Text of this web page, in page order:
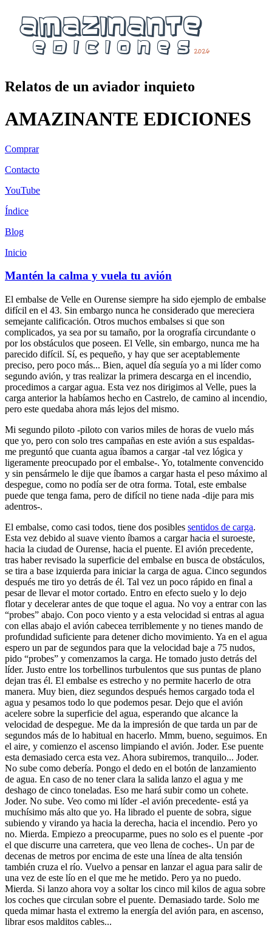
Relatos de un aviador inquieto
AMAZINANTE EDICIONES
Comprar
Contacto
YouTube
Índice
Blog
Inicio
Mantén la calma y vuela tu avión
El embalse de Velle en Ourense siempre ha sido ejemplo de embalse
difícil en el 43. Sin embargo nunca he considerado que mereciera
semejante calificación. Otros muchos embalses si que son
complicados, ya sea por su tamaño, por la orografía circundante o
por los obstáculos que poseen. El Velle, sin embargo, nunca me ha
parecido difícil. Sí, es pequeño, y hay que ser aceptablemente
preciso, pero poco más... Bien, aquel día seguía yo a mi líder como
segundo avión, y tras realizar la primera descarga en el incendio,
procedimos a cargar agua. Esta vez nos dirigimos al Velle, pues la
carga anterior la habíamos hecho en Castrelo, de camino al incendio,
pero este quedaba ahora más lejos del mismo.
Mi segundo piloto -piloto con varios miles de horas de vuelo más
que yo, pero con solo tres campañas en este avión a sus espaldas-
me preguntó que cuanta agua íbamos a cargar -tal vez lógica y
ligeramente preocupado por el embalse-. Yo, totalmente convencido
y sin pensármelo le dije que íbamos a cargar hasta el peso máximo al
despegue, como no podía ser de otra forma. Total, este embalse
puede que tenga fama, pero de difícil no tiene nada -dije para mis
adentros-.
El embalse, como casi todos, tiene dos posibles sentidos de carga.
Esta vez debido al suave viento íbamos a cargar hacia el suroeste,
hacia la ciudad de Ourense, hacia el puente. El avión precedente,
tras haber revisado la superficie del embalse en busca de obstáculos,
se tira a base izquierda para iniciar la carga de agua. Cinco segundos
después me tiro yo detrás de él. Tal vez un poco rápido en final a
pesar de llevar el motor cortado. Entro en efecto suelo y lo dejo
flotar y decelerar antes de que toque el agua. No voy a entrar con las
“probes” abajo. Con poco viento y a esta velocidad si entras al agua
con ellas abajo el avión cabecea terriblemente y no tienes mando de
profundidad suficiente para detener dicho movimiento. Ya en el agua
espero un par de segundos para que la velocidad baje a 75 nudos,
pido “probes” y comenzamos la carga. He tomado justo detrás del
líder. Justo entre los torbellinos turbulentos que sus puntas de plano
dejan tras él. El embalse es estrecho y no permite hacerlo de otra
manera. Muy bien, diez segundos después hemos cargado toda el
agua y pesamos todo lo que podemos pesar. Dejo que el avión
acelere sobre la superficie del agua, esperando que alcance la
velocidad de despegue. Me da la impresión de que tarda un par de
segundos más de lo habitual en hacerlo. Mmm, bueno, seguimos. En
el aire, y comienzo el ascenso limpiando el avión. Joder. Ese puente
esta demasiado cerca esta vez. Ahora subiremos, tranquilo... Joder.
No sube como debería. Pongo el dedo en el botón de lanzamiento
de agua. En caso de no tener clara la salida lanzo el agua y me
deshago de cinco toneladas. Eso me hará subir como un cohete.
Joder. No sube. Veo como mi líder -el avión precedente- está ya
muchísimo más alto que yo. Ha librado el puente de sobra, sigue
subiendo y virando ya hacia la derecha, hacia el incendio. Pero yo
no. Mierda. Empiezo a preocuparme, pues no solo es el puente -por
el que discurre una carretera, que veo llena de coches-. Un par de
decenas de metros por encima de este una línea de alta tensión
también cruza el río. Vuelvo a pensar en lanzar el agua para salir de
una vez de este lío en el que me he metido. Pero ya no puedo.
Mierda. Si lanzo ahora voy a soltar los cinco mil kilos de agua sobre
los coches que circulan sobre el puente. Demasiado tarde. Solo me
queda mimar hasta el extremo la energía del avión para, en ascenso,
librar esos malditos cables...